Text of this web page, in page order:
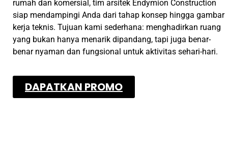
rumah dan komersial, tim arsitek Endymion Construction
siap mendampingi Anda dari tahap konsep hingga gambar
kerja teknis. Tujuan kami sederhana: menghadirkan ruang
yang bukan hanya menarik dipandang, tapi juga benar-
benar nyaman dan fungsional untuk aktivitas sehari-hari.
DAPATKAN PROMO